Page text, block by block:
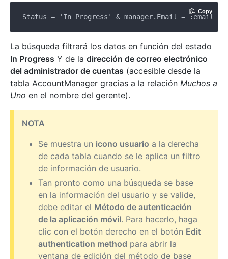
Copy
La búsqueda filtrará los datos en función del estado
In Progress Y de la dirección de correo electrónico
del administrador de cuentas (accesible desde la
tabla AccountManager gracias a la relación Muchos a
Uno en el nombre del gerente).
NOTA
Se muestra un icono usuario a la derecha
de cada tabla cuando se le aplica un filtro
de información de usuario.
Tan pronto como una búsqueda se base
en la información del usuario y se valide,
debe editar el Método de autenticación
de la aplicación móvil. Para hacerlo, haga
clic con el botón derecho en el botón Edit
authentication method para abrir la
ventana de edición del método de base